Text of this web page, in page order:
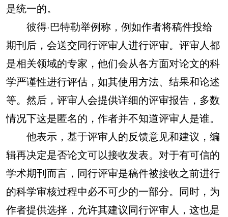
是统一的。
彼得·巴特勒举例称，例如作者将稿件投给
期刊后，会送交同行评审人进行评审。评审人都
是相关领域的专家，他们会从各方面对论文的科
学严谨性进行评估，如其使用方法、结果和论述
等。然后，评审人会提供详细的评审报告，多数
情况下这是匿名的，作者并不知道评审人是谁。
他表示，基于评审人的反馈意见和建议，编
辑再决定是否论文可以接收发表。对于有可信的
学术期刊而言，同行评审是稿件被接收之前进行
的科学审核过程中必不可少的一部分。同时，为
作者提供选择，允许其建议同行评审人，这也是